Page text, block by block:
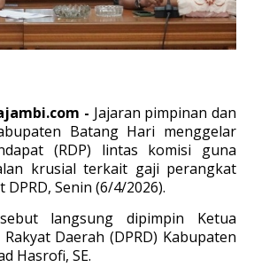
- Jajaran pimpinan dan
Batang Hari menggelar
(RDP) lintas komisi guna
krusial terkait gaji perangkat
Senin (6/4/2026).
langsung dipimpin Ketua
Daerah (DPRD) Kabupaten
Hasrofi, SE.